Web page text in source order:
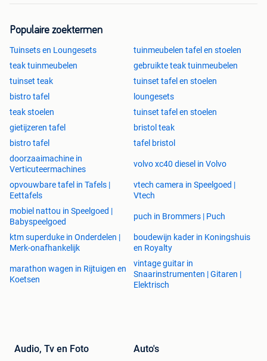
Populaire zoektermen
Tuinsets en Loungesets
tuinmeubelen tafel en stoelen
teak tuinmeubelen
gebruikte teak tuinmeubelen
tuinset teak
tuinset tafel en stoelen
bistro tafel
loungesets
teak stoelen
tuinset tafel en stoelen
gietijzeren tafel
bristol teak
bistro tafel
tafel bristol
doorzaaimachine in
Verticuteermachines
volvo xc40 diesel in Volvo
opvouwbare tafel in Tafels |
Eettafels
vtech camera in Speelgoed |
Vtech
mobiel nattou in Speelgoed |
Babyspeelgoed
puch in Brommers | Puch
ktm superduke in Onderdelen |
Merk-onafhankelijk
boudewijn kader in Koningshuis
en Royalty
marathon wagen in Rijtuigen en
Koetsen
vintage guitar in
Snaarinstrumenten | Gitaren |
Elektrisch
Audio, Tv en Foto Auto's